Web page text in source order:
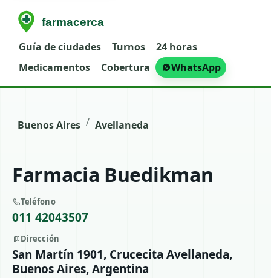
Guía de ciudades Turnos
24 horas
Medicamentos
Cobertura WhatsApp
Buenos Aires / Avellaneda
Farmacia Buedikman
Teléfono
011 42043507
Dirección
San Martín 1901, Crucecita Avellaneda,
Buenos Aires, Argentina